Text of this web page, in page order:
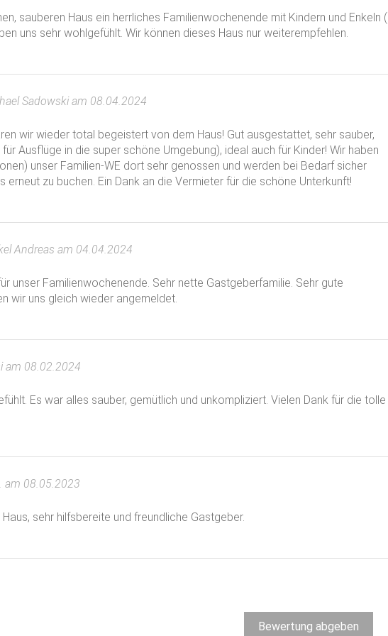
+ Handtuch + 2 Waschlappen
sauberen Haus ein herrliches Familienwochenende mit Kindern und Enkeln (
uns sehr wohlgefühlt. Wir können dieses Haus nur weiterempfehlen.
Sadowski am 08.04.2024
wir wieder total begeistert von dem Haus! Gut ausgestattet, sehr sauber,
Ausflüge in die super schöne Umgebung), ideal auch für Kinder! Wir haben
unser Familien-WE dort sehr genossen und werden bei Bedarf sicher
erneut zu buchen. Ein Dank an die Vermieter für die schöne Unterkunft!
Andreas am 04.04.2024
unser Familienwochenende. Sehr nette Gastgeberfamilie. Sehr gute
wir uns gleich wieder angemeldet.
am 08.02.2024
Es war alles sauber, gemütlich und unkompliziert. Vielen Dank für die tolle
am 08.05.2023
sehr hilfsbereite und freundliche Gastgeber.
Bewertung abgeben